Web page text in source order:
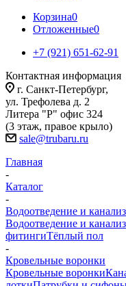
Корзина0
Отложенные0
+7 (921) 651-62-91
Контактная информация
г. Санкт-Петербург,
ул. Трефолева д. 2
Литера "Р" офис 324
(3 этаж, правое крыло)
sale@trubaru.ru
Главная
-
Каталог
-
Водоотведение и
Водоотведение и
фитингиТёплый пол
-
Кровельные воронки
Кровельные воронки